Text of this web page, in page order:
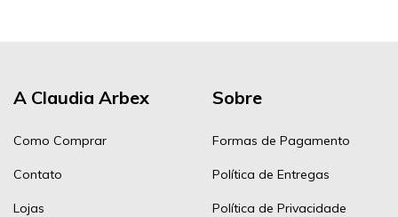
A Claudia Arbex
Como Comprar
Contato
Lojas
Sobre
Formas de Pagamento
Política de Entregas
Política de Privacidade